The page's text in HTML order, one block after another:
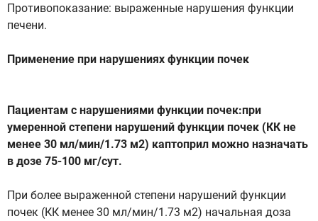
Противопоказание: выраженные нарушения функции
печени.
Применение при нарушениях функции почек
Пациентам с нарушениями функции почек:при
умеренной степени нарушений функции почек (КК не
менее 30 мл/мин/1.73 м2) каптоприл можно назначать
в дозе 75-100 мг/сут.
При более выраженной степени нарушений функции
почек (КК менее 30 мл/мин/1.73 м2) начальная доза